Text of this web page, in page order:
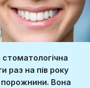
раз на пів року
порожнини. Вона